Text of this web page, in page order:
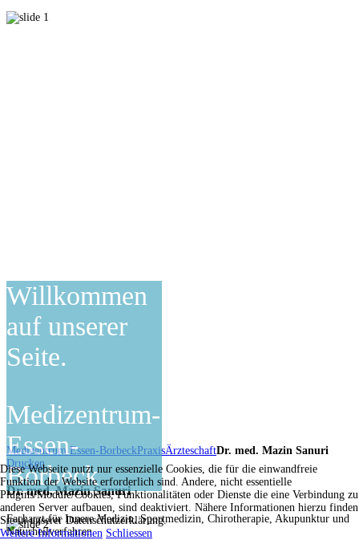
Willkommen
auf unserer
Seite.
Medizentrum-
Essen-
Borbeck
Medizentrum Essen-Borbeck PraxisÄrzteschaftDr. med. Mazin Sanuri
Drucken
Dr. med. Mazin Sanuri
Facharzt für Innere Medizin, Sportmedizin, Chirotherapie, Akupunktur und
Naturheilverfahren
Diese Webseite nutzt nur essenzielle Cookies, die für die einwandfreie
Funktion der Website erforderlich sind. Andere, nicht essentielle
Plugins/Module/Cookies, Funktionalitäten oder Dienste die eine Verbindung zu
anderen Server aufbauen, sind deaktiviert. Nähere Informationen hierzu finden
Sie in unserer Datenschutzerklärung.
Weitere Informationen Schliessen